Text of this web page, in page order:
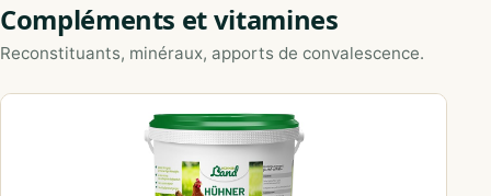
Compléments et vitamines
Reconstituants, minéraux, apports de convalescence.